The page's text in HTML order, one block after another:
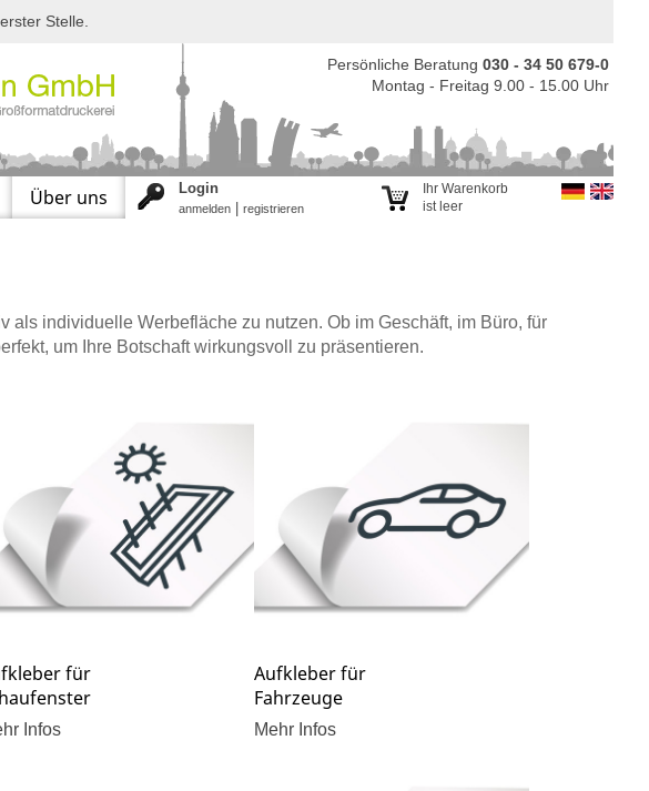
Stelle.
Persönliche Beratung 030 - 34 50 679-0
Montag - Freitag 9.00 - 15.00 Uhr
Über uns Login
anmelden registrieren
Ihr Warenkorb
ist leer
als individuelle Werbefläche zu nutzen. Ob im Geschäft, im Büro, für
um Ihre Botschaft wirkungsvoll zu präsentieren.
für
Infos
Aufkleber für
Fahrzeuge
Mehr Infos